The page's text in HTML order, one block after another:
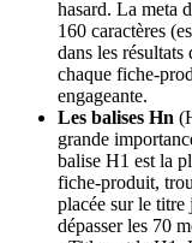
hasard. La meta
160 caractères
dans les
chaque fiche-
engageante.
Les balises Hn
grande
balise H1 est la
fiche-produit,
placée sur le titre
dépasser les 70